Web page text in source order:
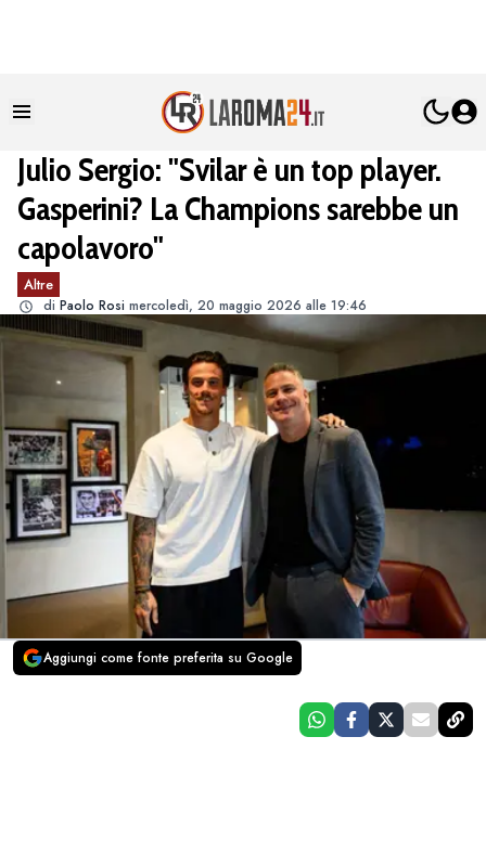
Julio Sergio: "Svilar è un top player.
Gasperini? La Champions sarebbe un
capolavoro"
Altre
di Paolo Rosi mercoledì, 20 maggio 2026 alle 19:46
Aggiungi come fonte preferita su Google